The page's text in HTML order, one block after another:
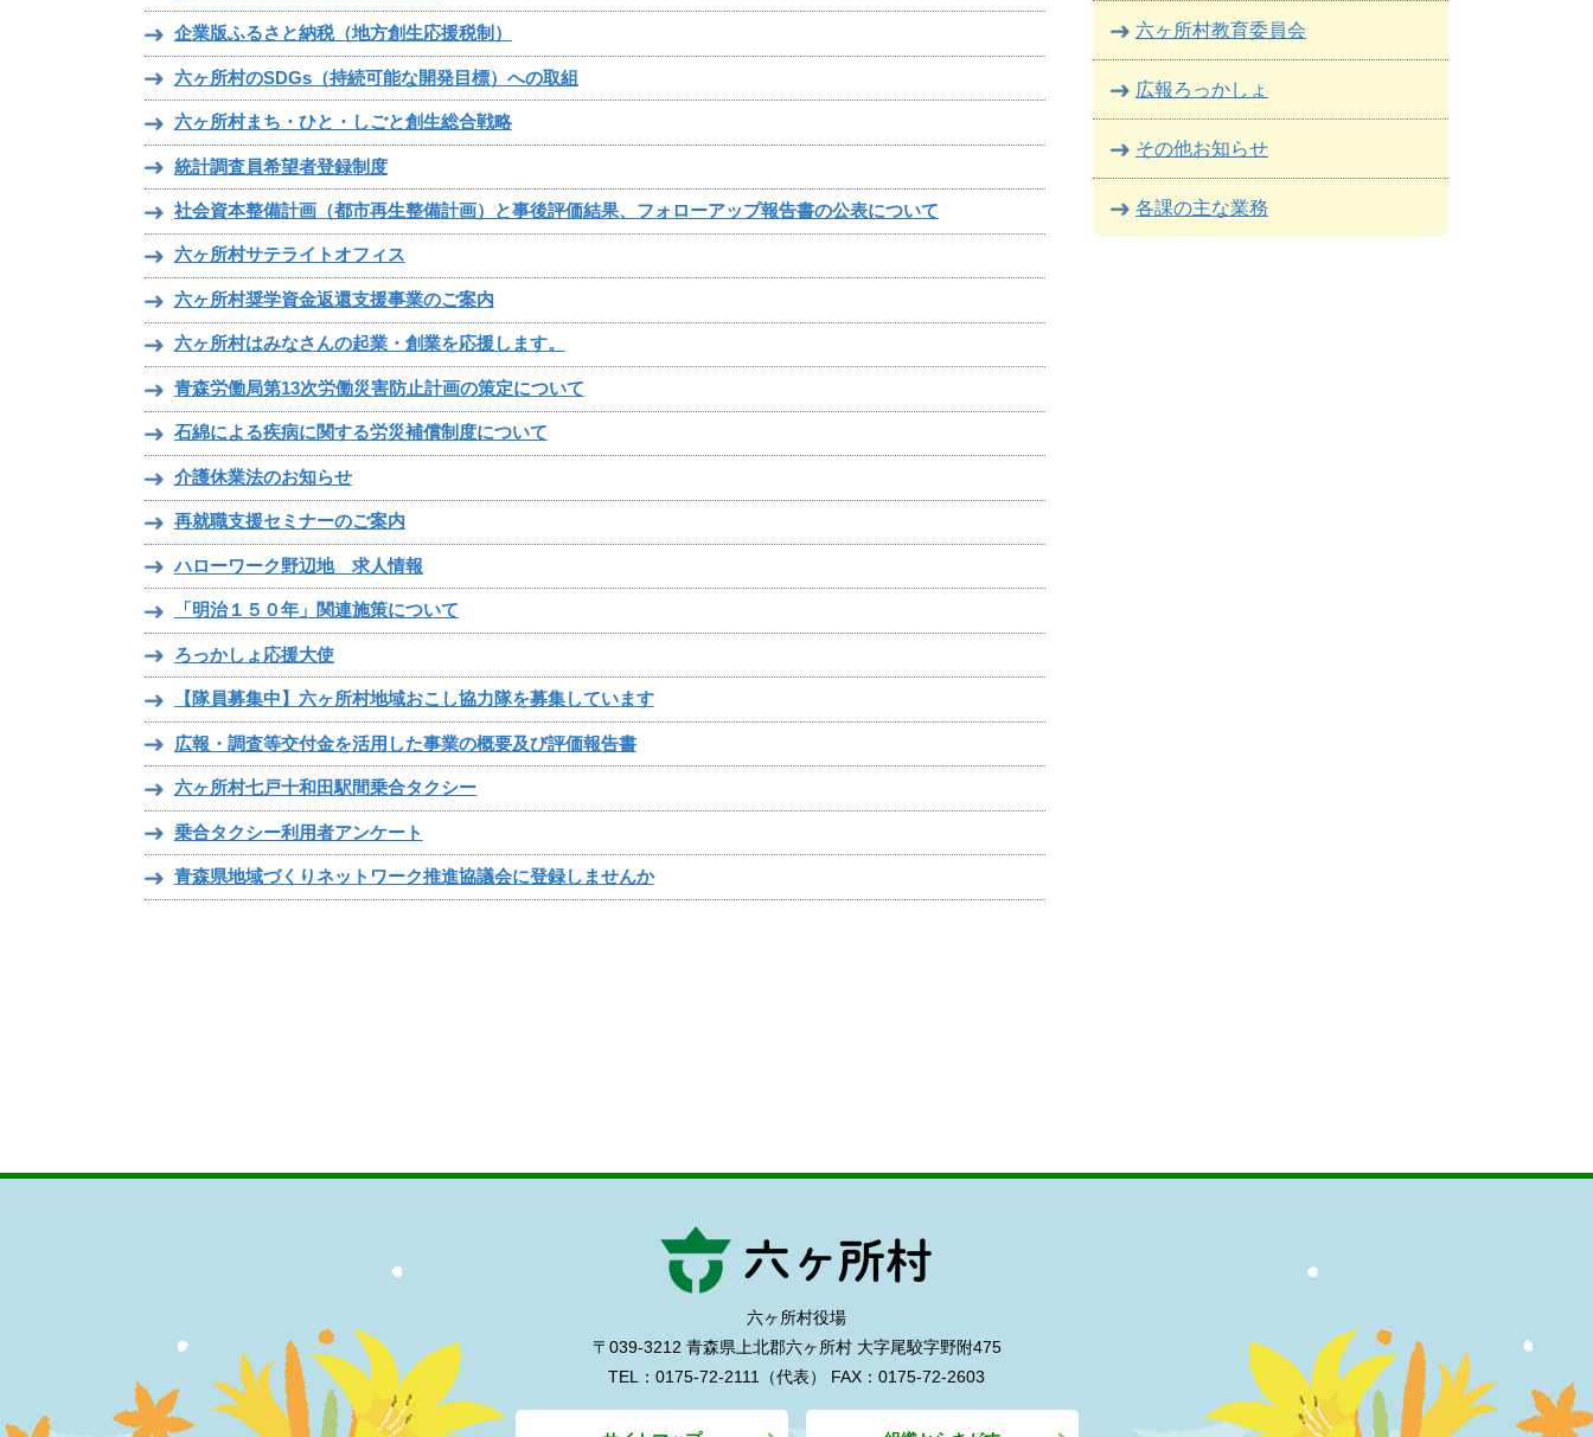
六ヶ所村教育委員会
広報ろっかしょ
その他お知らせ
各課の主な業務
企業版ふるさと納税（地方創生応援税制）
六ヶ所村のSDGs（持続可能な開発目標）への取組
六ヶ所村まち・ひと・しごと創生総合戦略
統計調査員希望者登録制度
社会資本整備計画（都市再生整備計画）と事後評価結果、フォローアップ報告書の公表について
六ヶ所村サテライトオフィス
六ヶ所村奨学資金返還支援事業のご案内
六ヶ所村はみなさんの起業・創業を応援します。
青森労働局第13次労働災害防止計画の策定について
石綿による疾病に関する労災補償制度について
介護休業法のお知らせ
再就職支援セミナーのご案内
ハローワーク野辺地 求人情報
「明治１５０年」関連施策について
ろっかしょ応援大使
【隊員募集中】六ヶ所村地域おこし協力隊を募集しています
広報・調査等交付金を活用した事業の概要及び評価報告書
六ヶ所村七戸十和田駅間乗合タクシー
乗合タクシー利用者アンケート
青森県地域づくりネットワーク推進協議会に登録しませんか
六ヶ所村役場
〒039-3212 青森県上北郡六ヶ所村大字尾駮字野附475
TEL：0175-72-2111（代表）
FAX：0175-72-2603